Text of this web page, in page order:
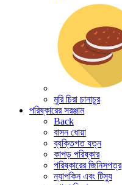
মুরি চিরা চানাচুর
পরিষ্কারের সরঞ্জাম
Back
বাসন ধোয়া
ব্যক্তিগত যত্ন
কাপড় পরিষ্কার
পরিষ্কারের জিনিসপত্র
ন্যাপকিন এবং টিস্যু